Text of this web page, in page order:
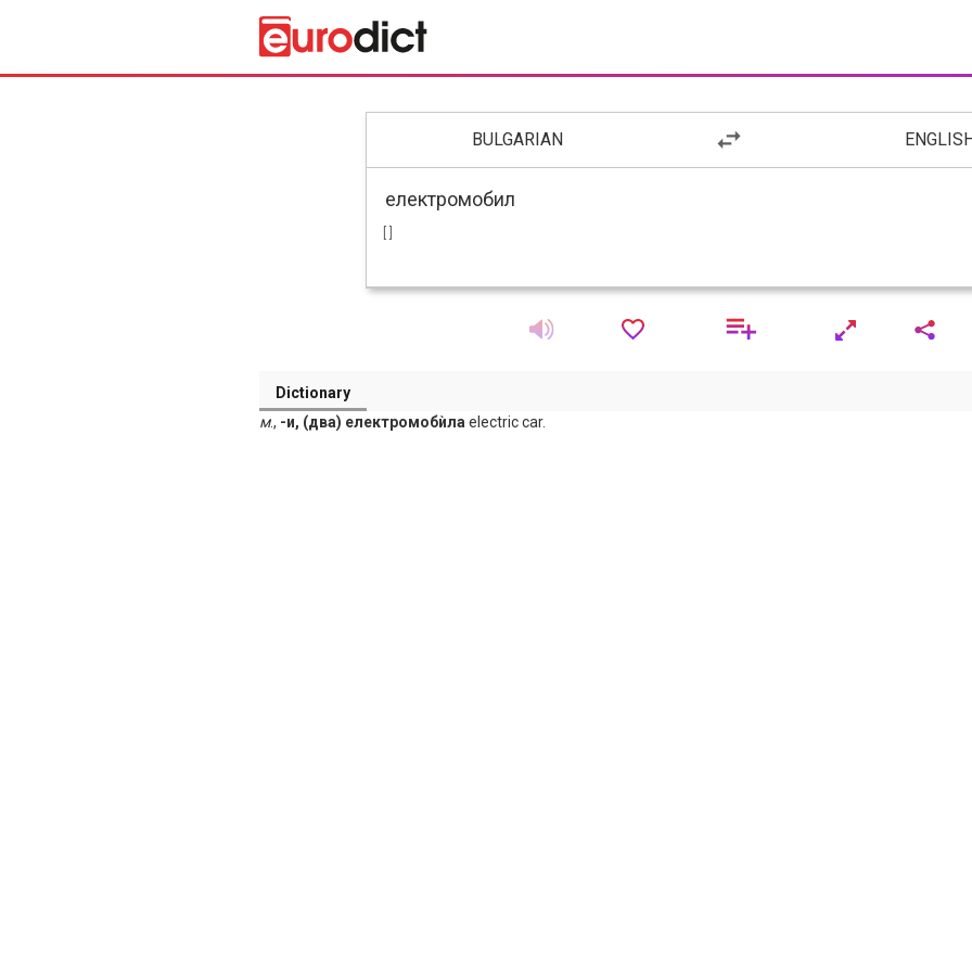
BULGARIAN
Dictionary
м., -и, (два) електромобѝла electric car.